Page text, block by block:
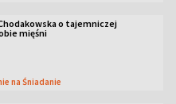
o tajemniczej
mięśni
na Śniadanie